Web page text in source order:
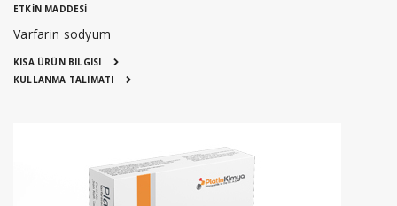
ETKİN MADDESİ
Varfarin sodyum
KISA ÜRÜN BILGISI
KULLANMA TALIMATI